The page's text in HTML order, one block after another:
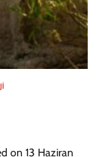
on 13 Haziran